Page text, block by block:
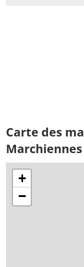
Carte des
Marchiennes
+
−